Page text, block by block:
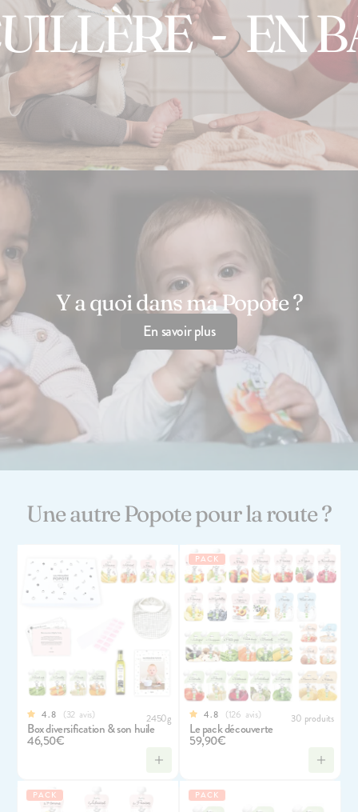
4.7
Le Brassé Vanille
2,10€
- EN
Y a quoi dans ma Popote ?
En savoir plus
Une autre Popote pour la route ?
4.8 32 avis 2450g
Box diversification & son huile
46,50€
PACK
4.8 126 avis 30 produits
Le pack découverte
59,90€
PACK PACK